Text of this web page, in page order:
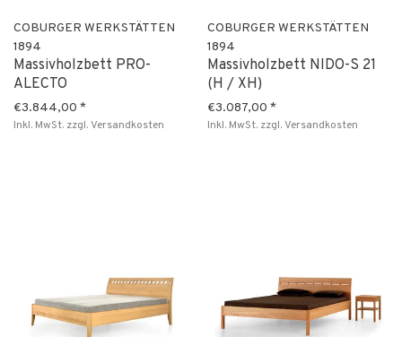
COBURGER WERKSTÄTTEN
1894
Massivholzbett PRO-
ALECTO
€3.844,00 *
Inkl. MwSt. zzgl.Versandkosten
COBURGER WERKSTÄTTEN
1894
Massivholzbett NIDO-S 21
(H / XH)
€3.087,00 *
Inkl. MwSt. zzgl.Versandkosten